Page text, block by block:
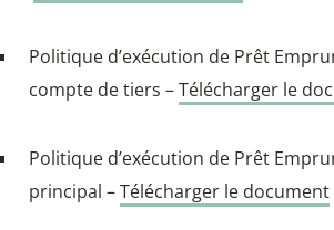
Politique d’exécution de Prêt
compte de tiers –Télécharger le
Politique d’exécution de Prêt
principal –Télécharger le document